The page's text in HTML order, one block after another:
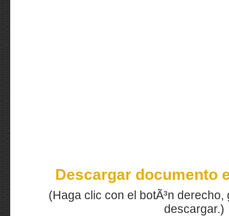
Descargar documento
(Haga clic con el botÃ³n
descargar.)